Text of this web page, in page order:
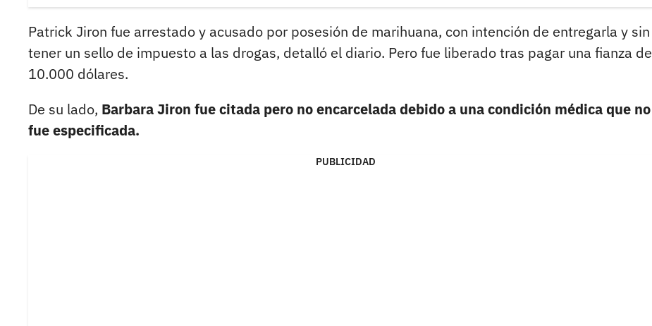
Patrick Jiron fue arrestado y acusado por posesión de marihuana, con intención de entregarla y sin
tener un sello de impuesto a las drogas, detalló el diario. Pero fue liberado tras pagar una fianza de
10.000 dólares.
De su lado, Barbara Jiron fue citada pero no encarcelada debido a una condición médica que no
fue especificada.
PUBLICIDAD